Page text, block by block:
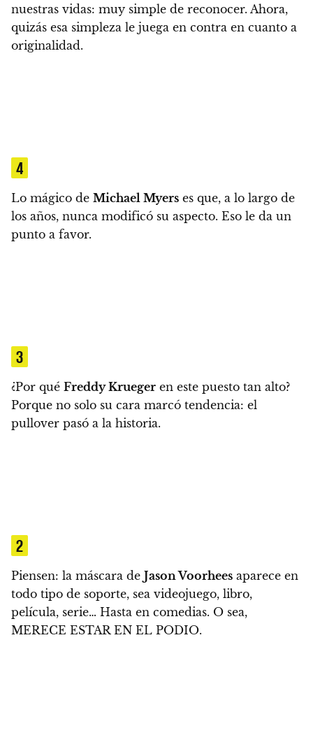
nuestras vidas: muy simple de reconocer. Ahora,
quizás esa simpleza le juega en contra en cuanto a
originalidad.
4
Lo mágico de Michael Myers es que, a lo largo de
los años, nunca modificó su aspecto. Eso le da un
punto a favor.
3
¿Por qué Freddy Krueger en este puesto tan alto?
Porque no solo su cara marcó tendencia: el
pullover pasó a la historia.
2
Piensen: la máscara de Jason Voorhees aparece en
todo tipo de soporte, sea videojuego, libro,
película, serie… Hasta en comedias. O sea,
MERECE ESTAR EN EL PODIO.